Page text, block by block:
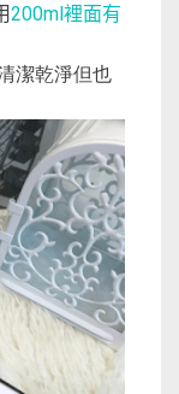
200ml 裡面有
潔乾淨但也